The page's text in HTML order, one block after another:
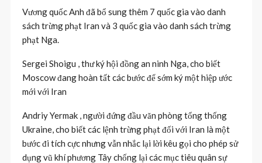
Vương quốc Anh đã bổ sung thêm 7 quốc gia vào danh
sách trừng phạt Iran và 3 quốc gia vào danh sách trừng
phạt Nga.
Sergei Shoigu , thư ký hội đồng an ninh Nga, cho biết
Moscow đang hoàn tất các bước để sớm ký một hiệp ước
mới với Iran
Andriy Yermak , người đứng đầu văn phòng tổng thống
Ukraine, cho biết các lệnh trừng phạt đối với Iran là một
bước đi tích cực nhưng vẫn nhắc lại lời kêu gọi cho phép sử
dụng vũ khí phương Tây chống lại các mục tiêu quân sự